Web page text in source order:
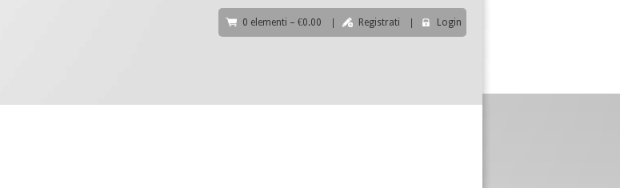
0 elementi – €0.00 Registrati Login